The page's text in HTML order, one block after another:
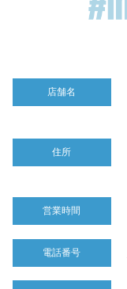
店舗名
住所
営業時間
電話番号